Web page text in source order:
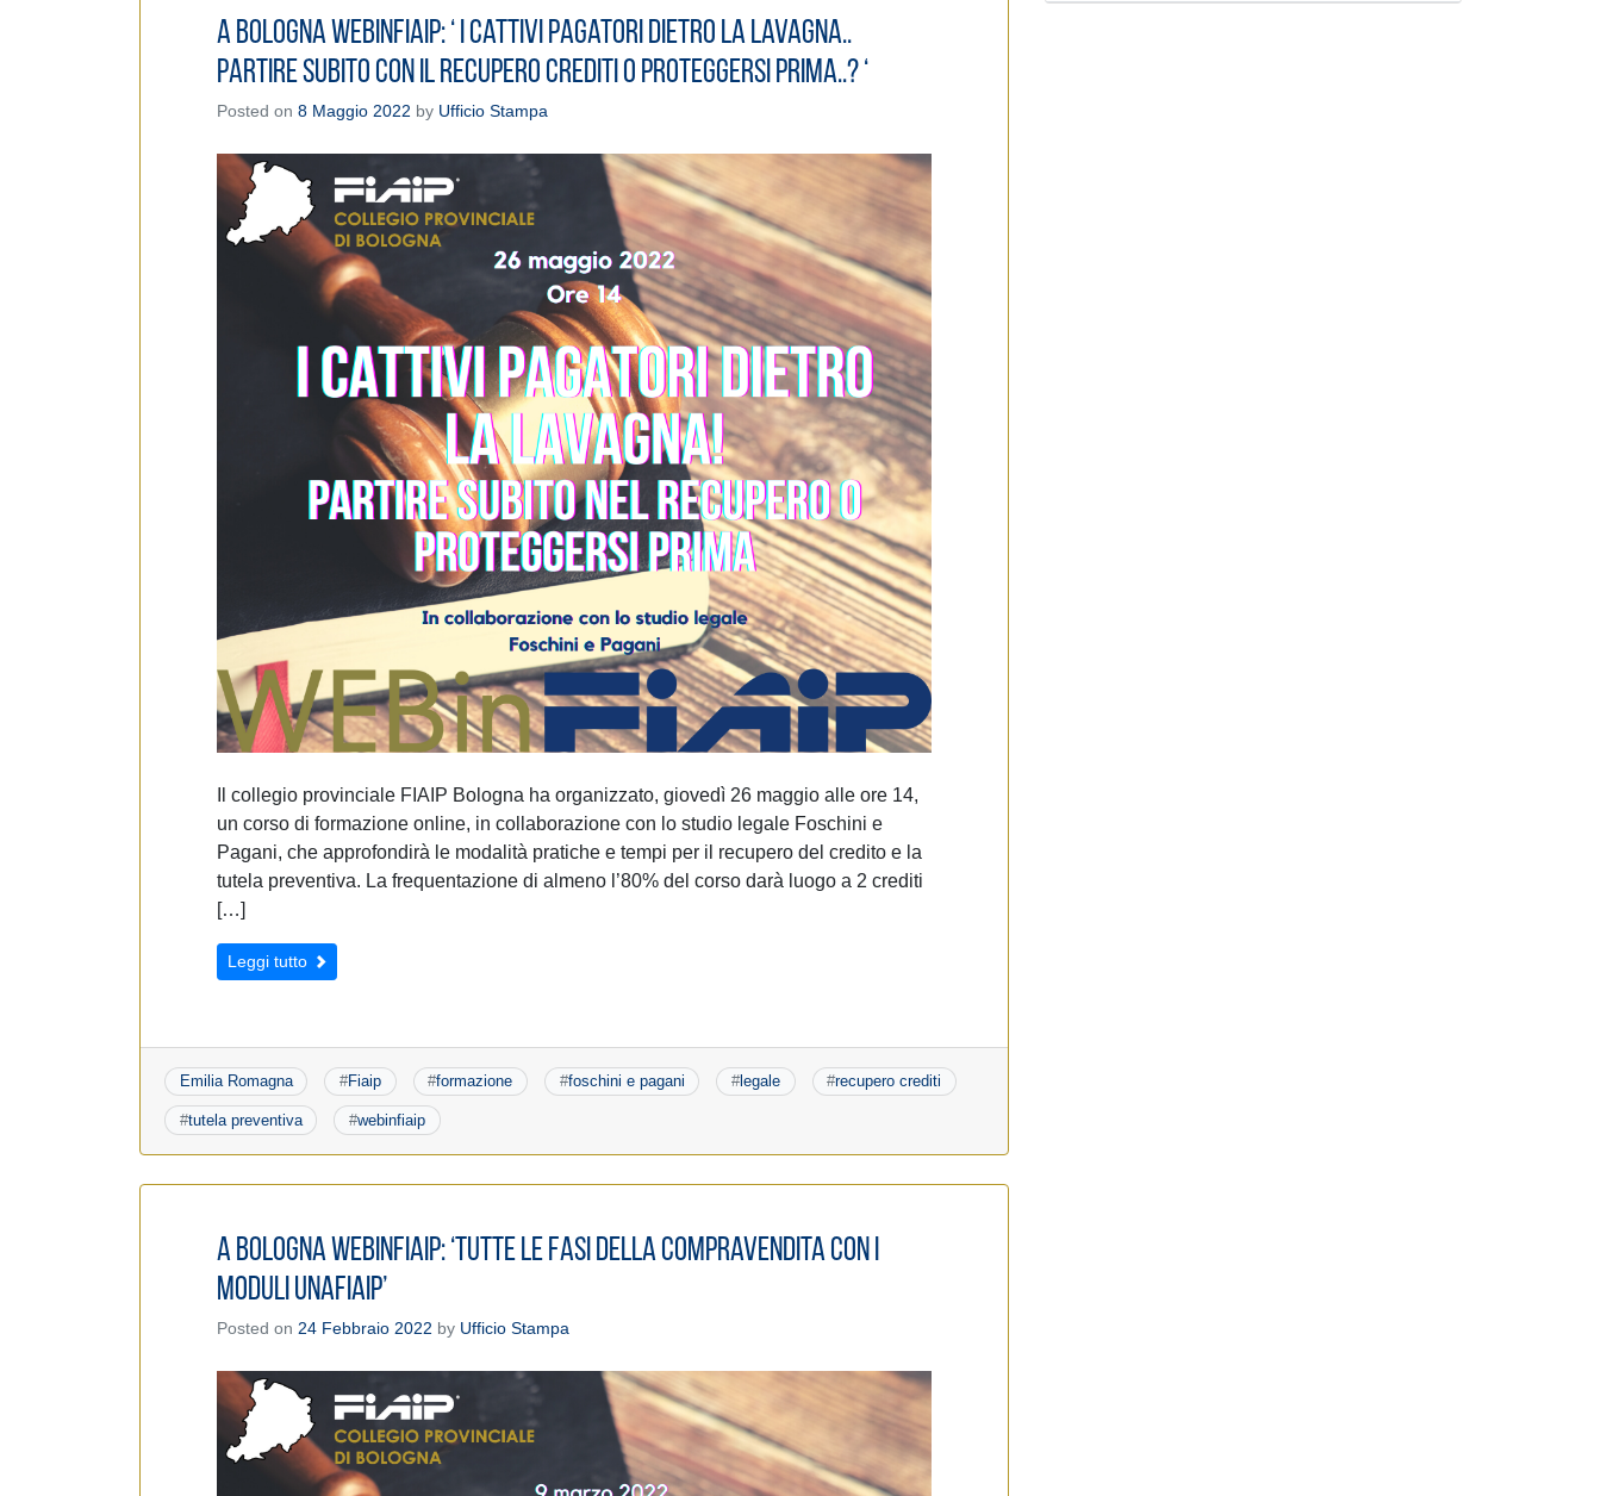
A Bologna WebinFIAIP: ‘ I cattivi pagatori dietro la lavagna..
Partire subito con il recupero crediti o proteggersi prima..? ‘
Posted on 8 Maggio 2022 by Ufficio Stampa
Il collegio provinciale FIAIP Bologna ha organizzato, giovedì 26 maggio alle ore 14,
un corso di formazione online, in collaborazione con lo studio legale Foschini e
Pagani, che approfondirà le modalità pratiche e tempi per il recupero del credito e la
tutela preventiva. La frequentazione di almeno l’80% del corso darà luogo a 2 crediti
[…]
Leggi tutto
Emilia Romagna #Fiaip #formazione #foschini e pagani #legale #recupero crediti
#tutela preventiva #webinfiaip
A Bologna WebinFIAIP: ‘Tutte le fasi della compravendita con i
moduli UNAFIAIP’
Posted on 24 Febbraio 2022 by Ufficio Stampa